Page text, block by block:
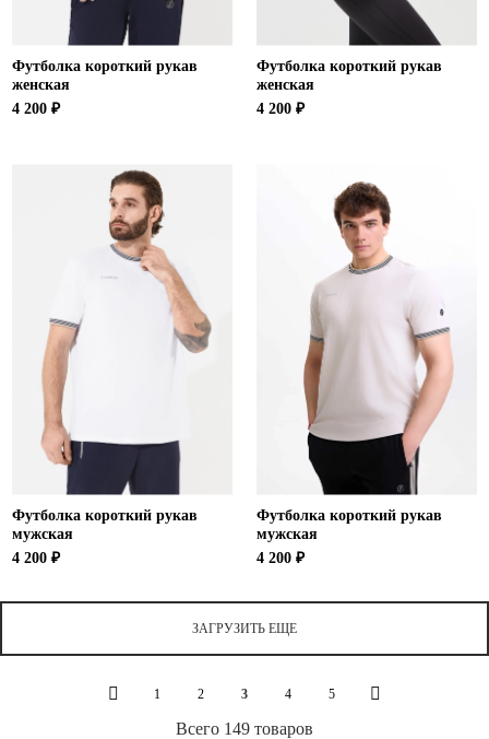
Футболка короткий рукав
женская
4 200 ₽
Футболка короткий рукав
женская
4 200 ₽
Футболка короткий рукав
мужская
4 200 ₽
Футболка короткий рукав
мужская
4 200 ₽
ЗАГРУЗИТЬ ЕЩЕ
1 2 3 4 5
Всего 149 товаров